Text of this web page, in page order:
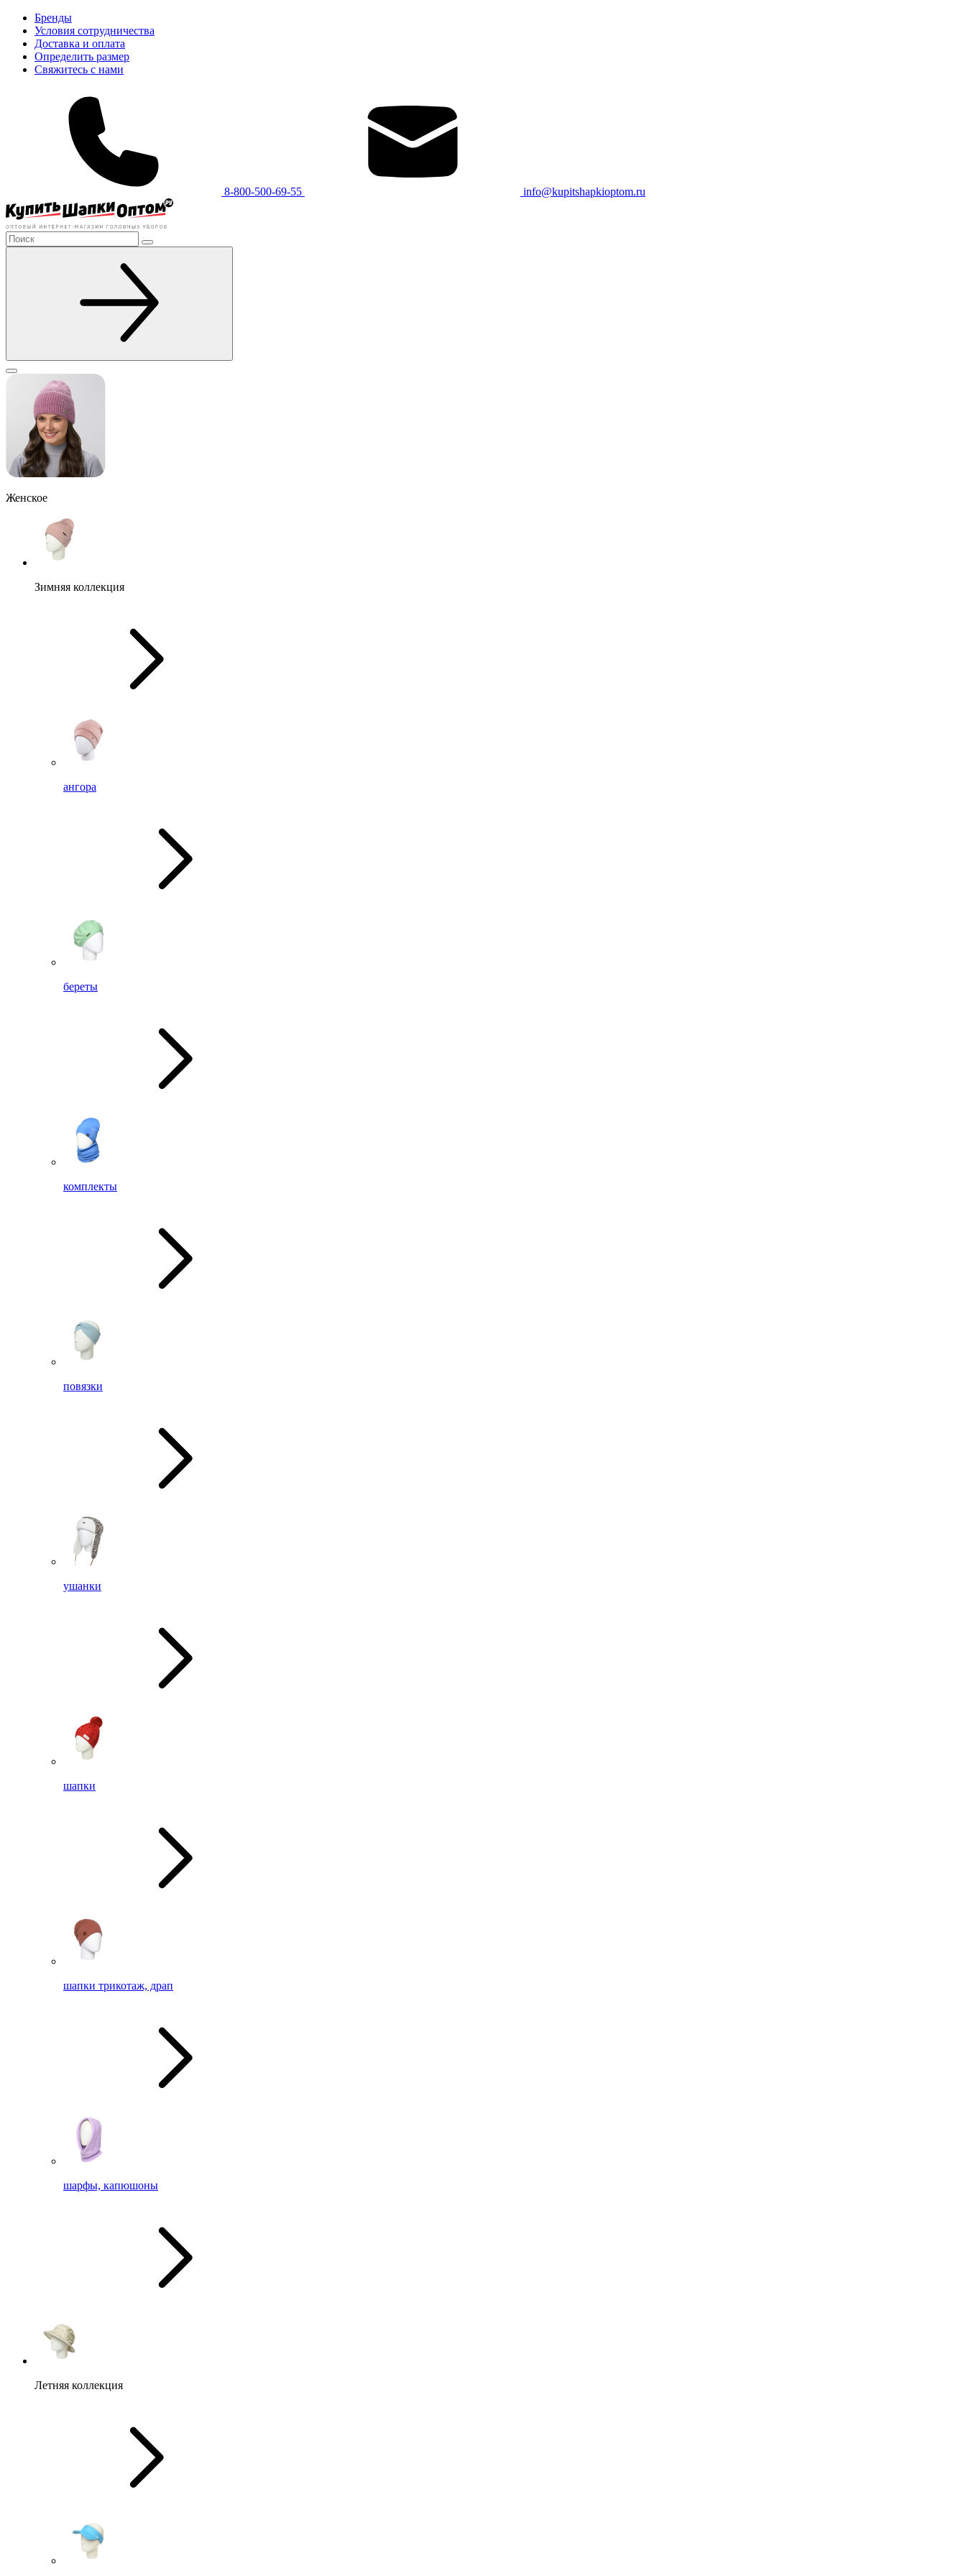
Бренды
Условия сотрудничества
Доставка и оплата
Определить размер
Свяжитесь с нами
8-800-500-69-55 info@kupitshapkioptom.ru
Женское
Зимняя коллекция
ангора
береты
комплекты
повязки
ушанки
шапки
шапки трикотаж, драп
шарфы, капюшоны
Летняя коллекция